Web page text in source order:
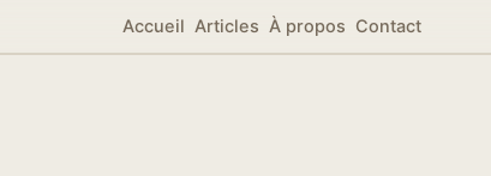
Accueil Articles À propos Contact